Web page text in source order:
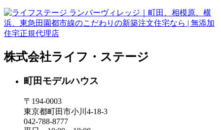
株式会社ライフ・ステージ
町田モデルハウス
〒194-0003
東京都町田市小川4-18-3
042-788-8777